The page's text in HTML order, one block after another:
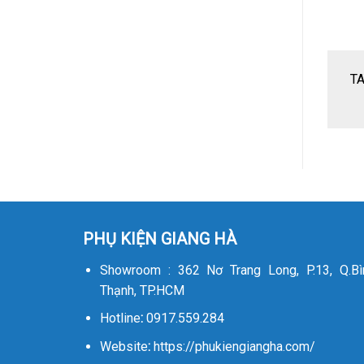
PHỤ KIỆN GIANG HÀ
Showroom : 362 Nơ Trang Long, P.13,
Thạnh, TP.HCM
Hotline:0917.559.284
Website: https://phukiengiangha.com/